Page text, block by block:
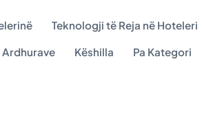
Teknologji të Reja në Hoteleri
Ardhurave Këshilla Pa Kategori